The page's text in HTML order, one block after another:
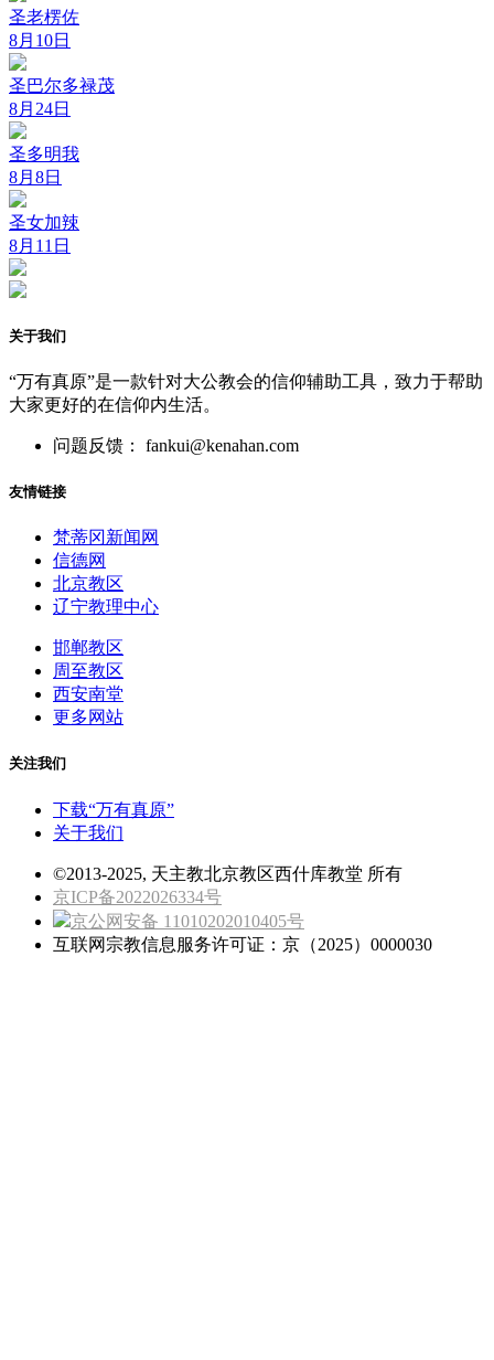
圣老楞佐
8月10日
圣巴尔多禄茂
8月24日
圣多明我
8月8日
圣女加辣
8月11日
关于我们
“万有真原”是一款针对大公教会的信仰辅助工具，致力于帮助
大家更好的在信仰内生活。
问题反馈： fankui@kenahan.com
友情链接
梵蒂冈新闻网
信德网
北京教区
辽宁教理中心
邯郸教区
周至教区
西安南堂
更多网站
关注我们
下载“万有真原”
关于我们
©2013-2025, 天主教北京教区西什库教堂 所有
京ICP备2022026334号
京公网安备 11010202010405号
互联网宗教信息服务许可证：京（2025）0000030